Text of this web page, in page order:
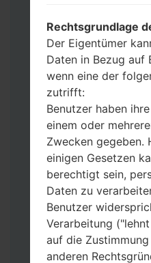
Wenn Sie das
möchten, wählen
anderen Fall
um Ihre Daten zu
Jetzt schalten
aktivieren Sie
Methoden, wie es
Halten Sie die
Bixbi- Tasten
Halten Sie
gedrückt.
einem USB-Kabel
Halten Sie die
Home-Tasten
Rechtsgrundlage
Der Eigentümer
Daten in Bezug auf
wenn eine der
zutrifft:
Benutzer haben
einem oder
Zwecken gegeben.
einigen Gesetzen
berechtigt sein,
Daten zu
Benutzer
Verarbeitung
auf die
anderen